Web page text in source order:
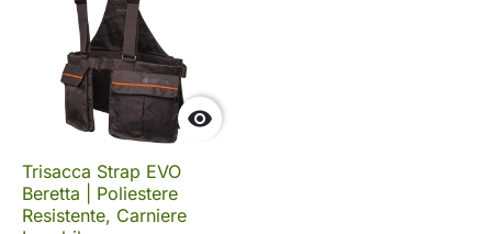

Trisacca Strap EVO
Beretta | Poliestere
Resistente, Carniere